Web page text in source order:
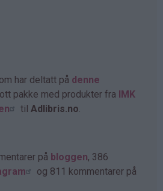
har deltatt på denne
pakke med produkter fra IMK
til Adlibris.no
på bloggen, 386
og 811 kommentarer på